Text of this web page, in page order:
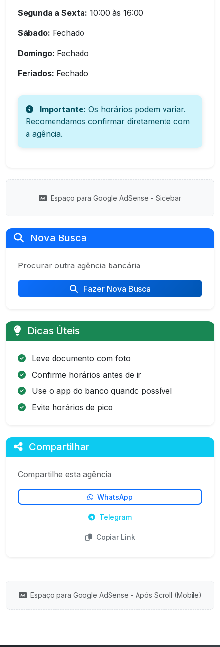
Segunda a Sexta: 10:00 às 16:00
Sábado: Fechado
Domingo: Fechado
Feriados: Fechado
Importante: Os horários podem variar.
Recomendamos confirmar diretamente com
a agência.
Espaço para Google AdSense - Sidebar
Nova Busca
Procurar outra agência bancária
Fazer Nova Busca
Dicas Úteis
Leve documento com foto
Confirme horários antes de ir
Use o app do banco quando possível
Evite horários de pico
Compartilhar
Compartilhe esta agência
WhatsApp
Telegram
Copiar Link
Espaço para Google AdSense - Após Scroll (Mobile)